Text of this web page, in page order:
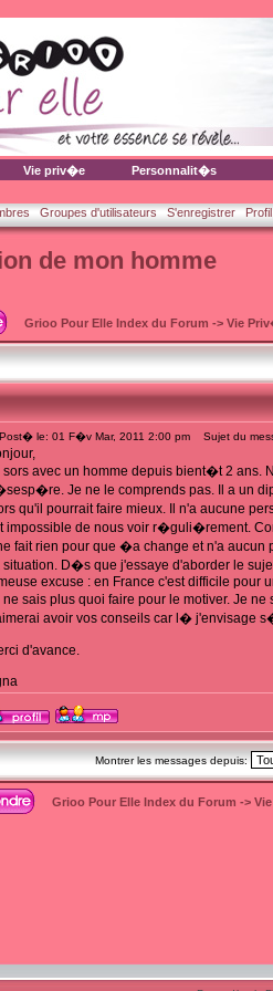
Vie priv�e Personnalit�s
Groupes d'utilisateurs S'enregistrer Profil
de mon homme
Grioo Pour Elle Index du Forum -> Vie
Post� le: 01 F�v Mar, 2011 2:00 pm Sujet du
sors avec un homme depuis bient�t 2 ans.
Je ne le comprends pas. Il a un
qu'il pourrait faire mieux. Il n'a aucune
impossible de nous voir r�guli�rement.
ne fait rien pour que �a change et n'a
situation. D�s que j'essaye d'aborder le
excuse : en France c'est difficile pour
ne sais plus quoi faire pour le motiver. Je
avoir vos conseils car l� j'envisage
d'avance.
Montrer les messages depuis:
Grioo Pour Elle Index du Forum ->